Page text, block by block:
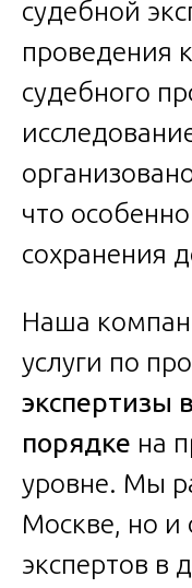
судебной
проведения
судебного
что
сохранения
Наша
услуги по
экспертизы
порядке на
уровне. Мы
Москве, но и
экспертов в